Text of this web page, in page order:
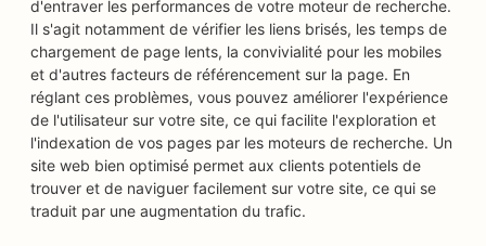
d'entraver les performances de votre moteur de recherche.
Il s'agit notamment de vérifier les liens brisés, les temps de
chargement de page lents, la convivialité pour les mobiles
et d'autres facteurs de référencement sur la page. En
réglant ces problèmes, vous pouvez améliorer l'expérience
de l'utilisateur sur votre site, ce qui facilite l'exploration et
l'indexation de vos pages par les moteurs de recherche. Un
site web bien optimisé permet aux clients potentiels de
trouver et de naviguer facilement sur votre site, ce qui se
traduit par une augmentation du trafic.